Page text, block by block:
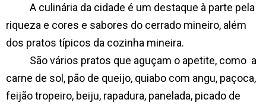
A culinária da cidade é um destaque à parte pela
riqueza e cores e sabores do cerrado mineiro, além
dos pratos típicos da cozinha mineira.
São vários pratos que aguçam o apetite, como a
carne de sol, pão de queijo, quiabo com angu, paçoca,
feijão tropeiro, beiju, rapadura, panelada, picado de